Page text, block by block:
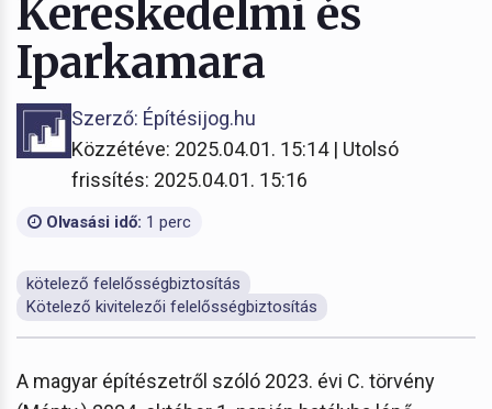
Kereskedelmi és
Iparkamara
Szerző: Építésijog.hu
Közzétéve: 2025.04.01. 15:14 | Utolsó
frissítés: 2025.04.01. 15:16
Olvasási idő: 1 perc
kötelező felelősségbiztosítás
Kötelező kivitelezői felelősségbiztosítás
A magyar építészetről szóló 2023. évi C. törvény